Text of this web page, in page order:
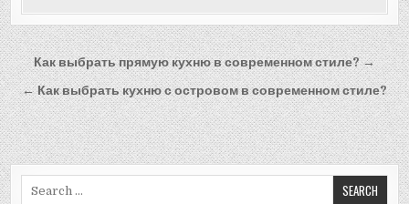
Навигация
по
записям
Как выбрать прямую кухню в современном стиле? →
← Как выбрать кухню с островом в современном стиле?